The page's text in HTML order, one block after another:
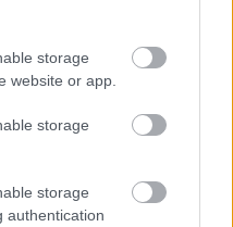
storage
website or app.
storage
storage
authentication
det åter är en
nyhetsbrev